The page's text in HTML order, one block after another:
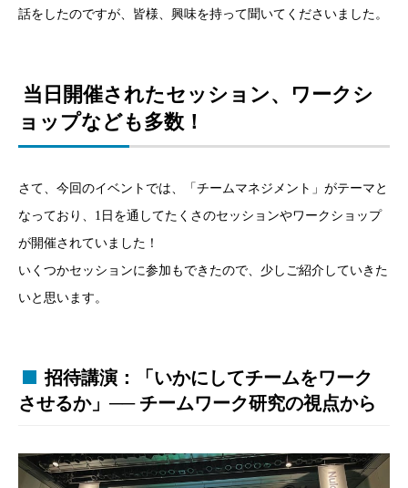
話をしたのですが、皆様、興味を持って聞いてくださいました。
当日開催されたセッション、ワークシ
ョップなども多数！
さて、今回のイベントでは、「チームマネジメント」がテーマと
なっており、1日を通してたくさのセッションやワークショップ
が開催されていました！
いくつかセッションに参加もできたので、少しご紹介していきた
いと思います。
招待講演：「いかにしてチームをワーク
させるか」── チームワーク研究の視点から